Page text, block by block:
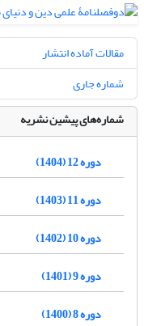
مقالات آماده انتشار
شماره جاری
شماره‌های پیشین نشریه
دوره 12 (1404)
دوره 11 (1403)
دوره 10 (1402)
دوره 9 (1401)
دوره 8 (1400)